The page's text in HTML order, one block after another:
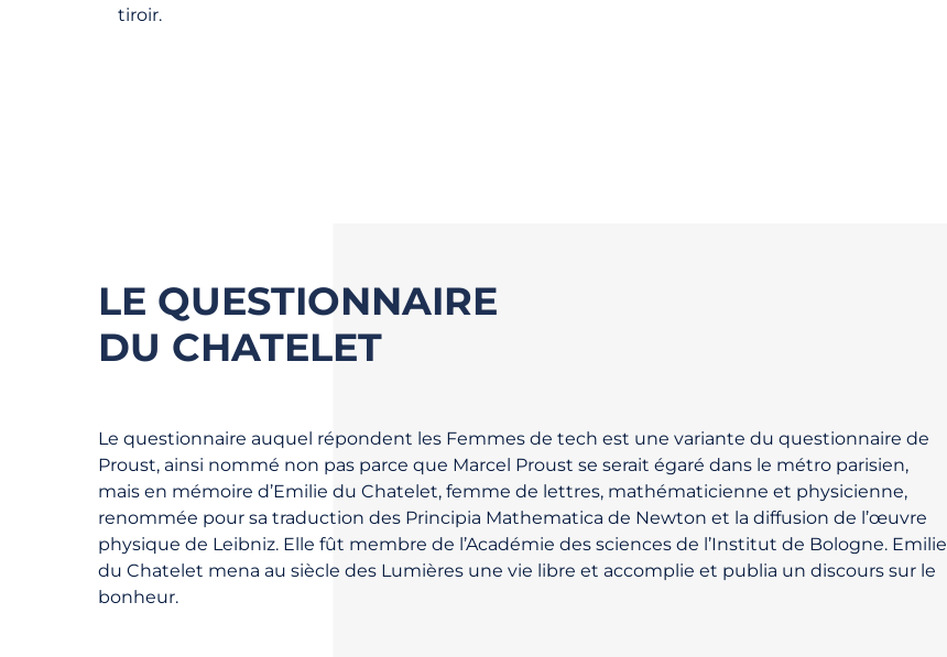
tiroir.
LE QUESTIONNAIRE
DU CHATELET
Le questionnaire auquel répondent les Femmes de tech est une variante du questionnaire de
Proust, ainsi nommé non pas parce que Marcel Proust se serait égaré dans le métro parisien,
mais en mémoire d’Emilie du Chatelet, femme de lettres, mathématicienne et physicienne,
renommée pour sa traduction des Principia Mathematica de Newton et la diffusion de l’œuvre
physique de Leibniz. Elle fût membre de l’Académie des sciences de l’Institut de Bologne. Emilie
du Chatelet mena au siècle des Lumières une vie libre et accomplie et publia un discours sur le
bonheur.